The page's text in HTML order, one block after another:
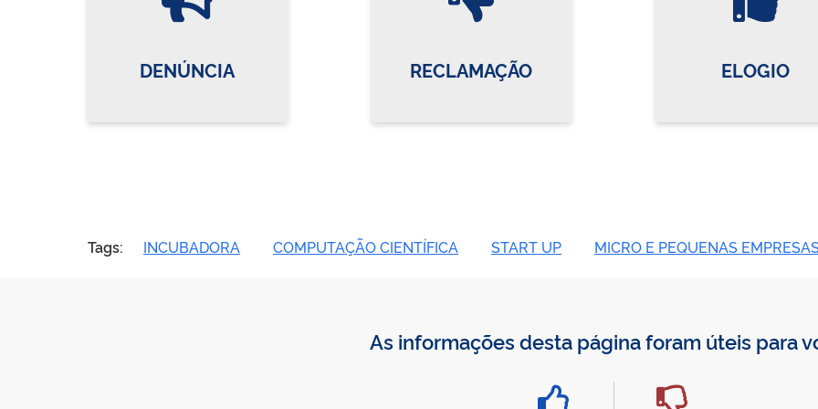
DENÚNCIA RECLAMAÇÃO ELOGIO
Tags: INCUBADORA COMPUTAÇÃO CIENTÍFICA START UP MICRO E PEQUENAS
As informações desta página foram úteis para